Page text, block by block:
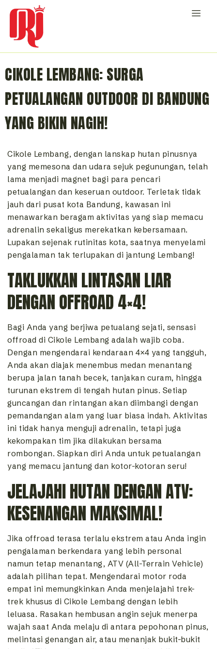
CIKOLE LEMBANG: SURGA
PETUALANGAN OUTDOOR DI BANDUNG
YANG BIKIN NAGIH!
Cikole Lembang, dengan lanskap hutan pinusnya
yang memesona dan udara sejuk pegunungan, telah
lama menjadi magnet bagi para pencari
petualangan dan keseruan outdoor. Terletak tidak
jauh dari pusat kota Bandung, kawasan ini
menawarkan beragam aktivitas yang siap memacu
adrenalin sekaligus merekatkan kebersamaan.
Lupakan sejenak rutinitas kota, saatnya menyelami
pengalaman tak terlupakan di jantung Lembang!
TAKLUKKAN LINTASAN LIAR
DENGAN OFFROAD 4×4!
Bagi Anda yang berjiwa petualang sejati, sensasi
offroad di Cikole Lembang adalah wajib coba.
Dengan mengendarai kendaraan 4×4 yang tangguh,
Anda akan diajak menembus medan menantang
berupa jalan tanah becek, tanjakan curam, hingga
turunan ekstrem di tengah hutan pinus. Setiap
guncangan dan rintangan akan diimbangi dengan
pemandangan alam yang luar biasa indah. Aktivitas
ini tidak hanya menguji adrenalin, tetapi juga
kekompakan tim jika dilakukan bersama
rombongan. Siapkan diri Anda untuk petualangan
yang memacu jantung dan kotor-kotoran seru!
JELAJAHI HUTAN DENGAN ATV:
KESENANGAN MAKSIMAL!
Jika offroad terasa terlalu ekstrem atau Anda ingin
pengalaman berkendara yang lebih personal
namun tetap menantang, ATV (All-Terrain Vehicle)
adalah pilihan tepat. Mengendarai motor roda
empat ini memungkinkan Anda menjelajahi trek-
trek khusus di Cikole Lembang dengan lebih
leluasa. Rasakan hembusan angin sejuk menerpa
wajah saat Anda melaju di antara pepohonan pinus,
melintasi genangan air, atau menanjak bukit-bukit